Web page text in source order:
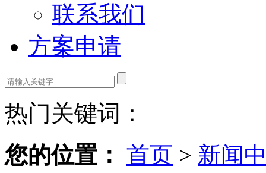
联系我们
方案申请
热门关键词：
您的位置： 首页 > 新闻